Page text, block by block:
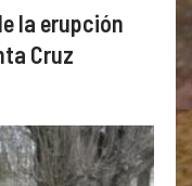
la erupción
Cruz